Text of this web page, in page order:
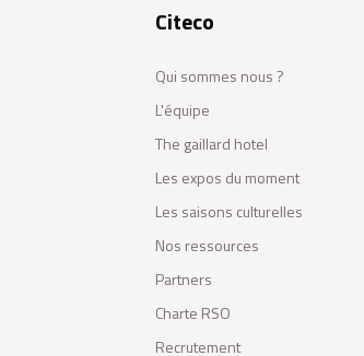
Citeco
Qui sommes nous ?
L'équipe
The gaillard hotel
Les expos du moment
Les saisons culturelles
Nos ressources
Partners
Charte RSO
Recrutement